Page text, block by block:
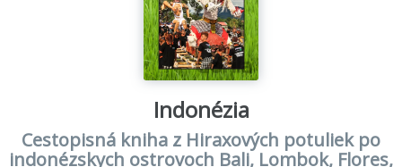
Indonézia
Cestopisná kniha z Hiraxových potuliek po
indonézskych ostrovoch Bali, Lombok, Flores,